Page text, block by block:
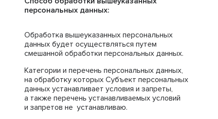
персональных данных:
Обработка вышеуказанных персональных
данных будет осуществляться путем
смешанной обработки персональных данных.
Категории и перечень персональных данных,
на обработку которых Субъект персональных
данных устанавливает условия и запреты,
а также перечень устанавливаемых условий
и запретов не устанавливаю.